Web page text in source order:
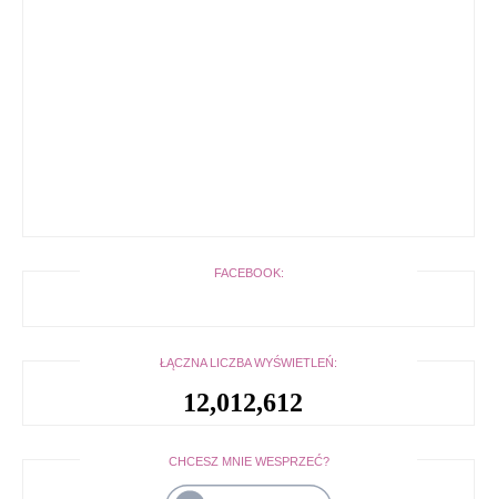
FACEBOOK:
ŁĄCZNA LICZBA WYŚWIETLEŃ:
12,012,612
CHCESZ MNIE WESPRZEĆ?